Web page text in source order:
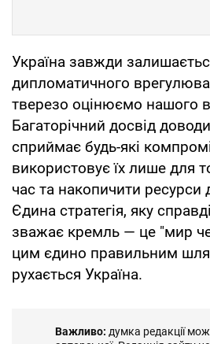
Україна завжди
дипломатичного
тверезо оцінюємо нашого
Багаторічний досвід
сприймає будь-які
використовує їх лише для
час та накопичити ресурси
Єдина стратегія, яку
зважає кремль — це "мир
цим єдино правильним
рухається Україна.
Важливо: думка редакції